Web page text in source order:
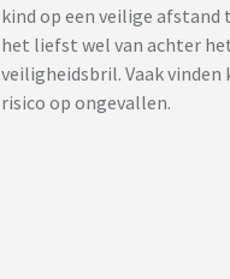
kind op een veilige afstand
het liefst wel van achter
veiligheidsbril. Vaak
risico op ongevallen.